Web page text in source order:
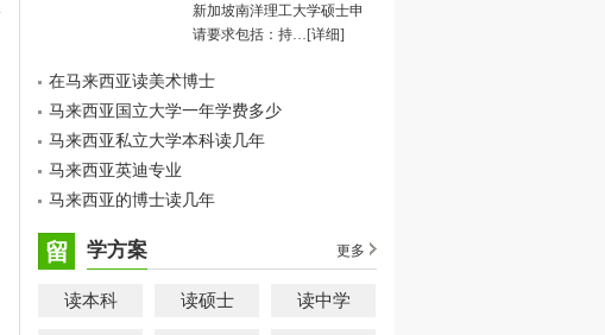
新加坡南洋理工大学硕士申
请要求包括：持…[详细]
在马来西亚读美术博士
马来西亚国立大学一年学费多少
马来西亚私立大学本科读几年
马来西亚英迪专业
马来西亚的博士读几年
留 学方案 更多
读本科 读硕士 读中学